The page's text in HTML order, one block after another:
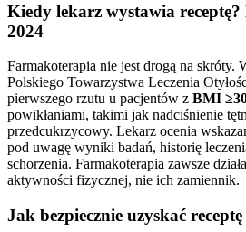
Kiedy lekarz wystawia
2024
Farmakoterapia nie jest drogą na skróty.
Polskiego Towarzystwa Leczenia
pierwszego rzutu u pacjentów z BMI
powikłaniami, takimi jak nadciśnienie
przedcukrzycowy. Lekarz ocenia
pod uwagę wyniki badań, historię
schorzenia. Farmakoterapia zawsze
aktywności fizycznej, nie ich zamiennik.
Jak bezpiecznie uzyskać